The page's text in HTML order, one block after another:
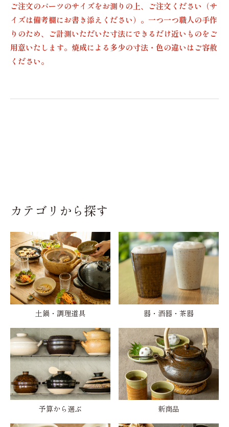
ご注文のパーツのサイズをお測りの上、ご注文ください（サ
イズは備考欄にお書き添えください）。一つ一つ職人の手作
りのため、ご計測いただいた寸法にできるだけ近いものをご
用意いたします。焼成による多少の寸法・色の違いはご容赦
ください。
カテゴリから探す
土鍋・調理道具 器・酒器・茶器
予算から選ぶ 新商品